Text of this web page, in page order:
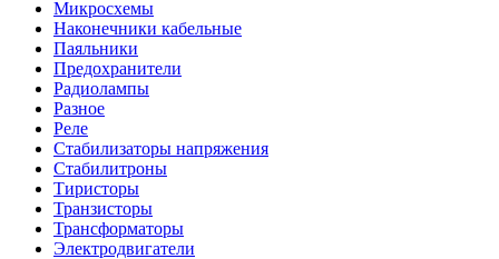
Микросхемы
Наконечники кабельные
Паяльники
Предохранители
Радиолампы
Разное
Реле
Стабилизаторы напряжения
Стабилитроны
Тиристоры
Транзисторы
Трансформаторы
Электродвигатели